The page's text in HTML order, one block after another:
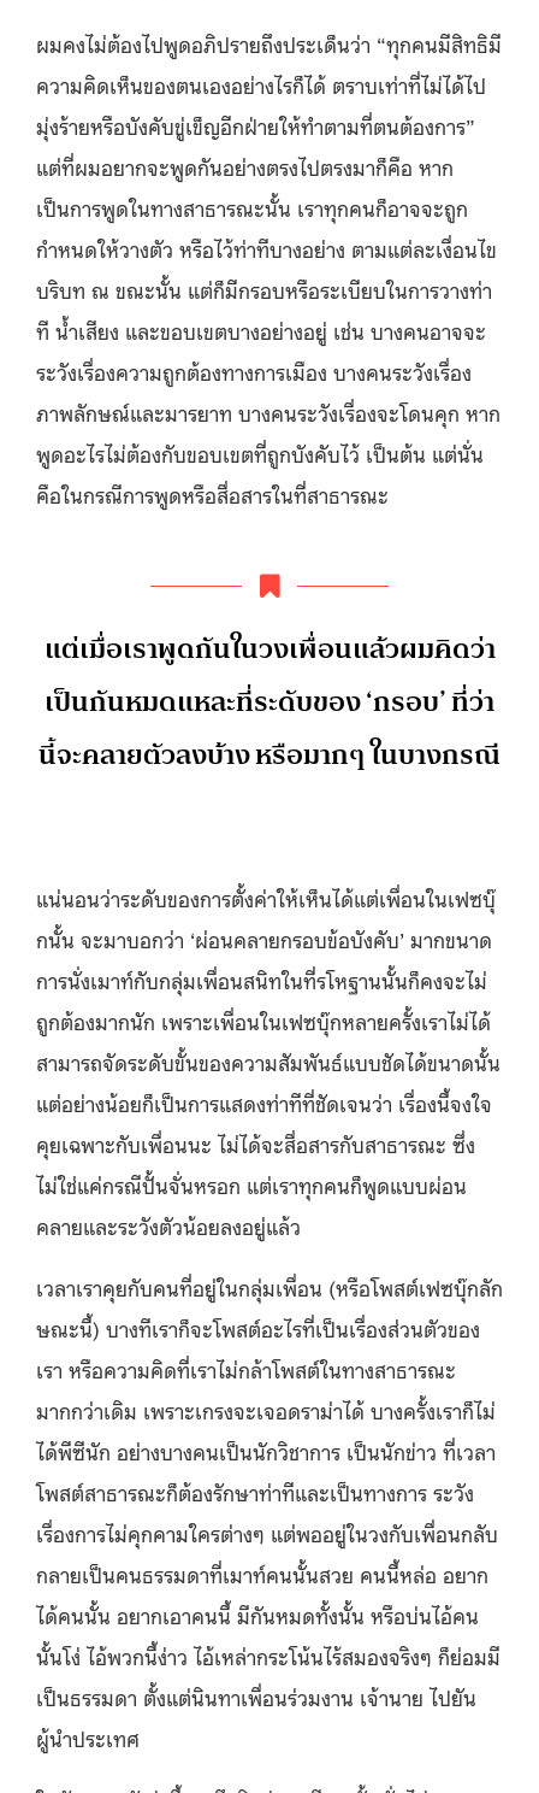
ผมคงไม่ต้องไปพูดอภิปรายถึงประเด็นว่า “ทุกคนมีสิทธิมี
ความคิดเห็นของตนเองอย่างไรก็ได้ ตราบเท่าที่ไม่ได้ไป
มุ่งร้ายหรือบังคับขู่เข็ญอีกฝ่ายให้ทำตามที่ตนต้องการ”
แต่ที่ผมอยากจะพูดกันอย่างตรงไปตรงมาก็คือ หาก
เป็นการพูดในทางสาธารณะนั้น เราทุกคนก็อาจจะถูก
กำหนดให้วางตัว หรือไว้ท่าทีบางอย่าง ตามแต่ละเงื่อนไข
บริบท ณ ขณะนั้น แต่ก็มีกรอบหรือระเบียบในการวางท่า
ที น้ำเสียง และขอบเขตบางอย่างอยู่ เช่น บางคนอาจจะ
ระวังเรื่องความถูกต้องทางการเมือง บางคนระวังเรื่อง
ภาพลักษณ์และมารยาท บางคนระวังเรื่องจะโดนคุก หาก
พูดอะไรไม่ต้องกับขอบเขตที่ถูกบังคับไว้ เป็นต้น แต่นั่น
คือในกรณีการพูดหรือสื่อสารในที่สาธารณะ
แต่เมื่อเราพูดกันในวงเพื่อนแล้วผมคิดว่า
เป็นกันหมดแหละที่ระดับของ ‘กรอบ’ ที่ว่า
นี้จะคลายตัวลงบ้าง หรือมากๆ ในบางกรณี
แน่นอนว่าระดับของการตั้งค่าให้เห็นได้แต่เพื่อนในเฟซบุ๊
กนั้น จะมาบอกว่า ‘ผ่อนคลายกรอบข้อบังคับ’ มากขนาด
การนั่งเมาท์กับกลุ่มเพื่อนสนิทในที่รโหฐานนั้นก็คงจะไม่
ถูกต้องมากนัก เพราะเพื่อนในเฟซบุ๊กหลายครั้งเราไม่ได้
สามารถจัดระดับขั้นของความสัมพันธ์แบบชัดได้ขนาดนั้น
แต่อย่างน้อยก็เป็นการแสดงท่าทีที่ชัดเจนว่า เรื่องนี้จงใจ
คุยเฉพาะกับเพื่อนนะ ไม่ได้จะสื่อสารกับสาธารณะ ซึ่ง
ไม่ใช่แค่กรณีปั้นจั่นหรอก แต่เราทุกคนก็พูดแบบผ่อน
คลายและระวังตัวน้อยลงอยู่แล้ว
เวลาเราคุยกับคนที่อยู่ในกลุ่มเพื่อน (หรือโพสต์เฟซบุ๊กลัก
ษณะนี้) บางทีเราก็จะโพสต์อะไรที่เป็นเรื่องส่วนตัวของ
เรา หรือความคิดที่เราไม่กล้าโพสต์ในทางสาธารณะ
มากกว่าเดิม เพราะเกรงจะเจอดราม่าได้ บางครั้งเราก็ไม่
ได้พีซีนัก อย่างบางคนเป็นนักวิชาการ เป็นนักข่าว ที่เวลา
โพสต์สาธารณะก็ต้องรักษาท่าทีและเป็นทางการ ระวัง
เรื่องการไม่คุกคามใครต่างๆ แต่พออยู่ในวงกับเพื่อนกลับ
กลายเป็นคนธรรมดาที่เมาท์คนนั้นสวย คนนี้หล่อ อยาก
ได้คนนั้น อยากเอาคนนี้ มีกันหมดทั้งนั้น หรือบ่นไอ้คน
นั้นโง่ ไอ้พวกนี้ง่าว ไอ้เหล่ากระโน้นไร้สมองจริงๆ ก็ย่อมมี
เป็นธรรมดา ตั้งแต่นินทาเพื่อนร่วมงาน เจ้านาย ไปยัน
ผู้นำประเทศ